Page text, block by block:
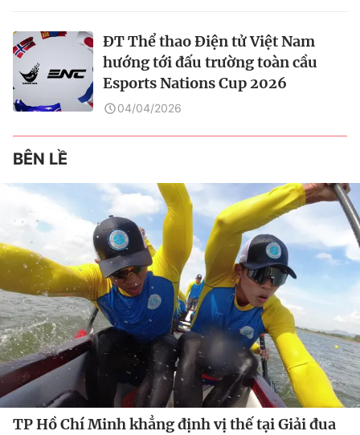
ĐT Thể thao Điện tử Việt Nam
hướng tới đấu trường toàn cầu
Esports Nations Cup 2026
04/04/2026
BÊN LỀ
TP Hồ Chí Minh khẳng định vị thế tại Giải đua